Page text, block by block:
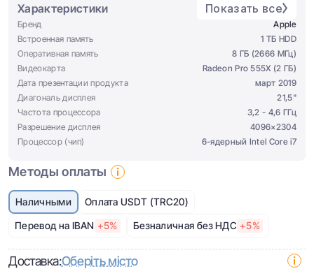
Характеристики Показать все
Бренд
Apple
Встроенная память
1 ТБ HDD
Оперативная память
8 ГБ (2666 МГц)
Видеокарта
Radeon Pro 555X (2 ГБ)
Дата презентации продукта
март 2019
Диагональ дисплея
21,5"
Частота процессора
3,2 - 4,6 ГГц
Разрешение дисплея
4096×2304
Процессор (чип)
6-ядерный Intel Core i7
Методы оплаты
Наличными
Оплата USDT (TRC20)
Перевод на IBAN +5% Безналичная без НДС +5%
Доставка:Оберіть місто